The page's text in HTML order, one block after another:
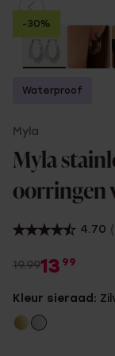
are
here:
-30%
Waterproof
Myla
Myla
oorringen
4.70
19.9913 99
Kleur sieraad: